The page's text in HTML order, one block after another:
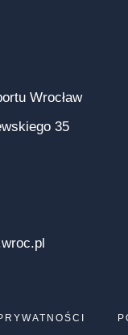
Wrocław
35